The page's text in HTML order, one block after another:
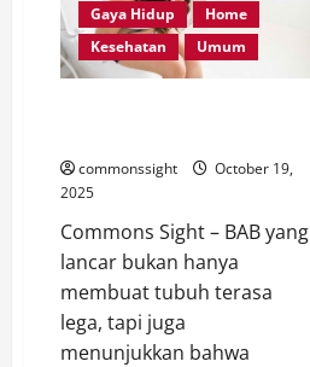
Berkat
Gemini
Live
di
Galaxy
Gaya Hidup
Home
Kesehatan
Umum
commonssight
October 19,
2025
Commons Sight – BAB yang
lancar bukan hanya
membuat tubuh terasa
lega, tapi juga
menunjukkan bahwa